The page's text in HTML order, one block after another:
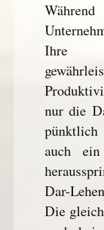
Ihre
nur die
auch
Dar-
Die